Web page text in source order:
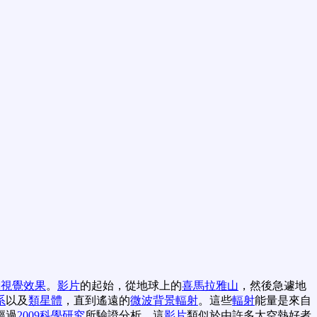
覺效果。 影片的起始，從地球上的喜馬拉雅山 ，然後急遽地
以及類星體 ，直到遙遠的微波背景輻射。這些輻射能量是來自